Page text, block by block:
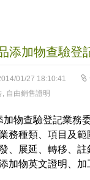
添加物查驗登
01/27 18:10:41
, 自由銷售證明
加物查驗登記業務
務種類、項目及範
、展延、轉移、
加物英文證明、